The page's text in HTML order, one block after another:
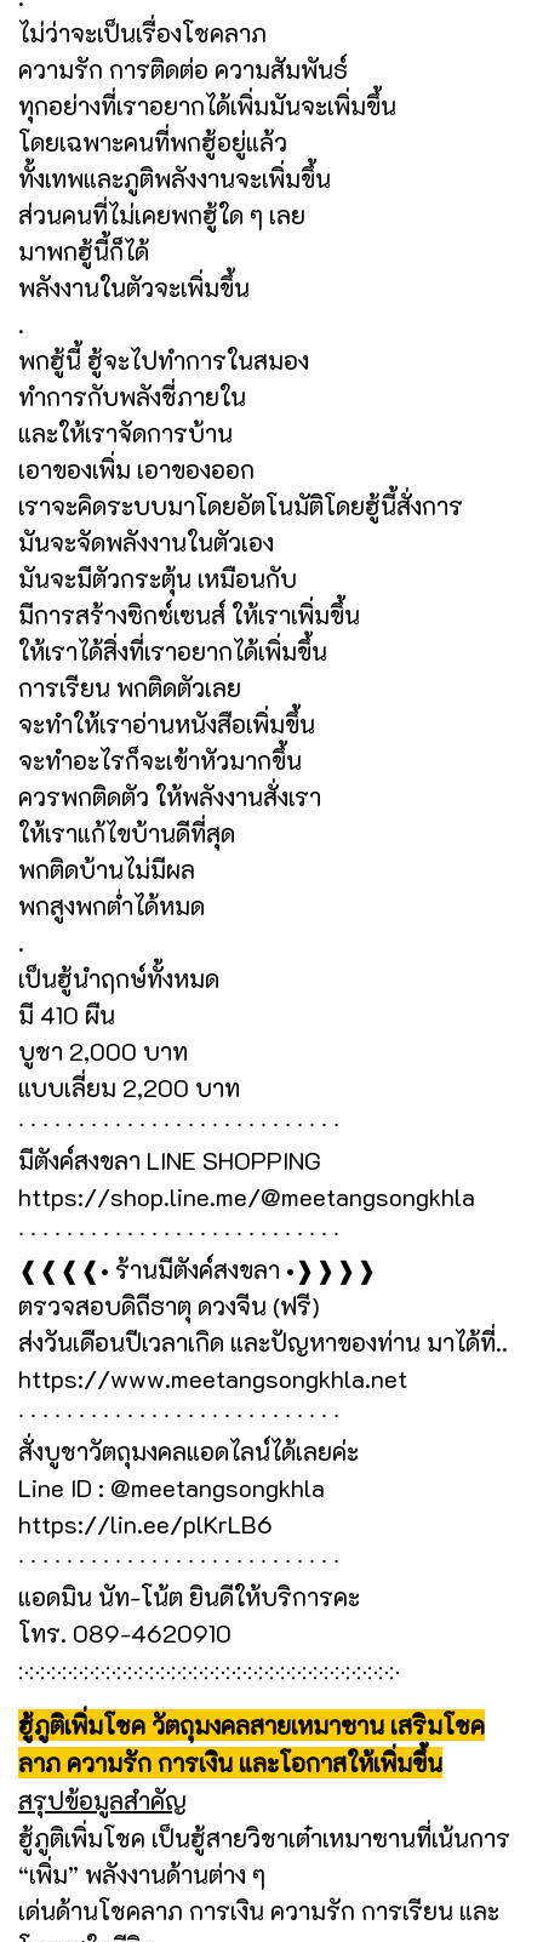
ไม่ว่าจะเป็นเรื่องโชคลาภ
ความรัก การติดต่อ ความสัมพันธ์
ทุกอย่างที่เราอยากได้เพิ่มมันจะเพิ่มขึ้น
โดยเฉพาะคนที่พกฮู้อยู่แล้ว
ทั้งเทพและภูติพลังงานจะเพิ่มขึ้น
ส่วนคนที่ไม่เคยพกฮู้ใด ๆ เลย
มาพกฮู้นี้ก็ได้
พลังงานในตัวจะเพิ่มขึ้น
.
พกฮู้นี้ ฮู้จะไปทำการในสมอง
ทำการกับพลังชี่ภายใน
และให้เราจัดการบ้าน
เอาของเพิ่ม เอาของออก
เราจะคิดระบบมาโดยอัตโนมัติโดยฮู้นี้สั่งการ
มันจะจัดพลังงานในตัวเอง
มันจะมีตัวกระตุ้น เหมือนกับ
มีการสร้างซิกซ์เซนส์ ให้เราเพิ่มขึ้น
ให้เราได้สิ่งที่เราอยากได้เพิ่มขึ้น
การเรียน พกติดตัวเลย
จะทำให้เราอ่านหนังสือเพิ่มขึ้น
จะทำอะไรก็จะเข้าหัวมากขึ้น
ควรพกติดตัว ให้พลังงานสั่งเรา
ให้เราแก้ไขบ้านดีที่สุด
พกติดบ้านไม่มีผล
พกสูงพกต่ำได้หมด
.
เป็นฮู้นำฤกษ์ทั้งหมด
มี 410 ผืน
บูชา 2,000 บาท
แบบเลี่ยม 2,200 บาท
∙ ∙ ∙ ∙ ∙ ∙ ∙ ∙ ∙ ∙ ∙ ∙ ∙ ∙ ∙ ∙ ∙ ∙ ∙ ∙ ∙ ∙ ∙ ∙ ∙ ∙ ∙
มีตังค์สงขลา LINE SHOPPING
https://shop.line.me/@meetangsongkhla
∙ ∙ ∙ ∙ ∙ ∙ ∙ ∙ ∙ ∙ ∙ ∙ ∙ ∙ ∙ ∙ ∙ ∙ ∙ ∙ ∙ ∙ ∙ ∙ ∙ ∙ ∙
❰❰❰❰• ร้านมีตังค์สงขลา •❱❱❱❱
ตรวจสอบดิถีธาตุ ดวงจีน (ฟรี)
ส่งวันเดือนปีเวลาเกิด และปัญหาของท่าน มาได้ที่..
https://www.meetangsongkhla.net
∙ ∙ ∙ ∙ ∙ ∙ ∙ ∙ ∙ ∙ ∙ ∙ ∙ ∙ ∙ ∙ ∙ ∙ ∙ ∙ ∙ ∙ ∙ ∙ ∙ ∙ ∙
สั่งบูชาวัตถุมงคลแอดไลน์ได้เลยค่ะ
Line ID : @meetangsongkhla
https://lin.ee/plKrLB6
∙ ∙ ∙ ∙ ∙ ∙ ∙ ∙ ∙ ∙ ∙ ∙ ∙ ∙ ∙ ∙ ∙ ∙ ∙ ∙ ∙ ∙ ∙ ∙ ∙ ∙ ∙
แอดมิน นัท-โน้ต ยินดีให้บริการคะ
โทร. 089-4620910
჻჻჻჻჻჻჻჻჻჻჻჻჻჻჻჻჻჻჻჻჻჻჻჻჻჻჻჻჻჻჻჻჻჻჻
ฮู้ภูติเพิ่มโชค วัตถุมงคลสายเหมาซาน เสริมโชค
ลาภ ความรัก การเงิน และโอกาสให้เพิ่มขึ้น
สรุปข้อมูลสำคัญ
ฮู้ภูติเพิ่มโชค เป็นฮู้สายวิชาเต๋าเหมาซานที่เน้นการ
“เพิ่ม” พลังงานด้านต่าง ๆ
เด่นด้านโชคลาภ การเงิน ความรัก การเรียน และ